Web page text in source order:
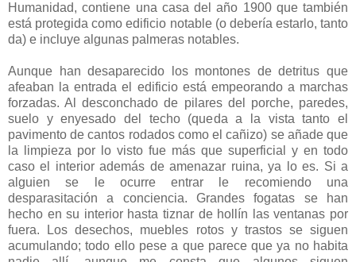
Humanidad, contiene una casa del año 1900 que también
está protegida como edificio notable (o debería estarlo, tanto
da) e incluye algunas palmeras notables.
Aunque han desaparecido los montones de detritus que
afeaban la entrada el edificio está empeorando a marchas
forzadas. Al desconchado de pilares del porche, paredes,
suelo y enyesado del techo (queda a la vista tanto el
pavimento de cantos rodados como el cañizo) se añade que
la limpieza por lo visto fue más que superficial y en todo
caso el interior además de amenazar ruina, ya lo es. Si a
alguien se le ocurre entrar le recomiendo una
desparasitación a conciencia. Grandes fogatas se han
hecho en su interior hasta tiznar de hollín las ventanas por
fuera. Los desechos, muebles rotos y trastos se siguen
acumulando; todo ello pese a que parece que ya no habita